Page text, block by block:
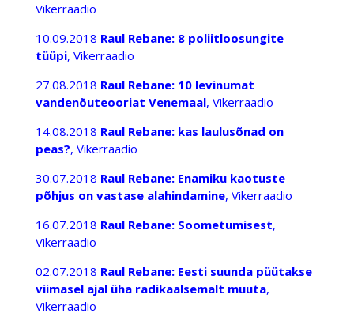
Vikerraadio
10.09.2018 Raul Rebane: 8 poliitloosungite
tüüpi, Vikerraadio
27.08.2018 Raul Rebane: 10 levinumat
vandenõuteooriat Venemaal, Vikerraadio
14.08.2018 Raul Rebane: kas laulusõnad on
peas?, Vikerraadio
30.07.2018 Raul Rebane: Enamiku kaotuste
põhjus on vastase alahindamine, Vikerraadio
16.07.2018 Raul Rebane: Soometumisest,
Vikerraadio
02.07.2018 Raul Rebane: Eesti suunda püütakse
viimasel ajal üha radikaalsemalt muuta,
Vikerraadio